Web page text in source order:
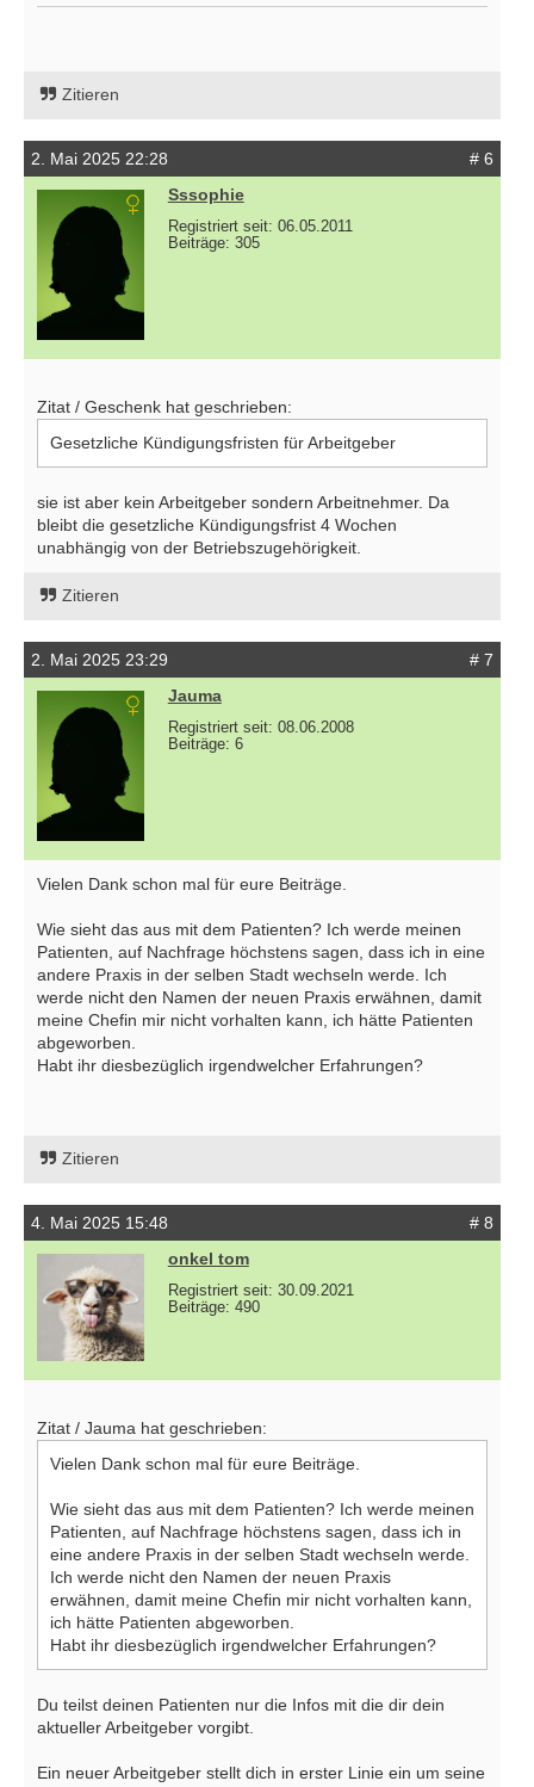
Zitieren
2. Mai 2025 22:28
# 6
Sssophie
Registriert seit: 06.05.2011
Beiträge: 305
Zitat / Geschenk hat geschrieben:
Gesetzliche Kündigungsfristen für Arbeitgeber
sie ist aber kein Arbeitgeber sondern Arbeitnehmer. Da
bleibt die gesetzliche Kündigungsfrist 4 Wochen
unabhängig von der Betriebszugehörigkeit.
Zitieren
2. Mai 2025 23:29
# 7
Jauma
Registriert seit: 08.06.2008
Beiträge: 6
Vielen Dank schon mal für eure Beiträge.
Wie sieht das aus mit dem Patienten? Ich werde meinen
Patienten, auf Nachfrage höchstens sagen, dass ich in eine
andere Praxis in der selben Stadt wechseln werde. Ich
werde nicht den Namen der neuen Praxis erwähnen, damit
meine Chefin mir nicht vorhalten kann, ich hätte Patienten
abgeworben.
Habt ihr diesbezüglich irgendwelcher Erfahrungen?
Zitieren
4. Mai 2025 15:48
# 8
onkel tom
Registriert seit: 30.09.2021
Beiträge: 490
Zitat / Jauma hat geschrieben:
Vielen Dank schon mal für eure Beiträge.
Wie sieht das aus mit dem Patienten? Ich werde meinen
Patienten, auf Nachfrage höchstens sagen, dass ich in
eine andere Praxis in der selben Stadt wechseln werde.
Ich werde nicht den Namen der neuen Praxis
erwähnen, damit meine Chefin mir nicht vorhalten kann,
ich hätte Patienten abgeworben.
Habt ihr diesbezüglich irgendwelcher Erfahrungen?
Du teilst deinen Patienten nur die Infos mit die dir dein
aktueller Arbeitgeber vorgibt.
Ein neuer Arbeitgeber stellt dich in erster Linie ein um seine